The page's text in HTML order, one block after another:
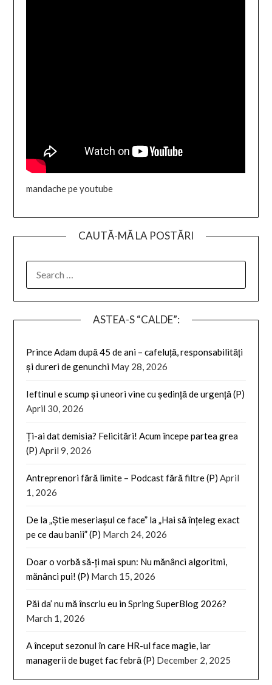
mandache pe youtube
CAUTĂ-MĂ LA POSTĂRI
FOR:
ASTEA-S “CALDE”:
Prince Adam după 45 de ani – cafeluță, responsabilități
și dureri de genunchi May 28, 2026
Ieftinul e scump și uneori vine cu ședință de urgență (P)
April 30, 2026
Ți-ai dat demisia? Felicitări! Acum începe partea grea
(P) April 9, 2026
Antreprenori fără limite – Podcast fără filtre (P) April
1, 2026
De la „Știe meseriașul ce face” la „Hai să înțeleg exact
pe ce dau banii” (P) March 24, 2026
Doar o vorbă să-ți mai spun: Nu mănânci algoritmi,
mănânci pui! (P) March 15, 2026
Păi da’ nu mă înscriu eu in Spring SuperBlog 2026?
March 1, 2026
A început sezonul în care HR-ul face magie, iar
managerii de buget fac febră (P) December 2, 2025